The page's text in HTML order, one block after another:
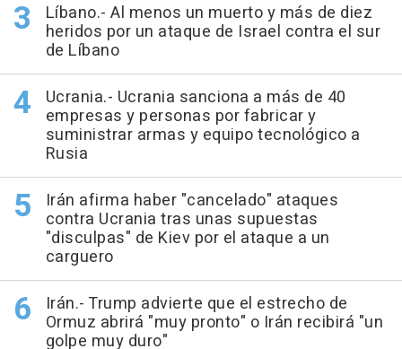
Líbano.- Al menos un muerto y más de diez
heridos por un ataque de Israel contra el sur
de Líbano
Ucrania.- Ucrania sanciona a más de 40
empresas y personas por fabricar y
suministrar armas y equipo tecnológico a
Rusia
Irán afirma haber "cancelado" ataques
contra Ucrania tras unas supuestas
"disculpas" de Kiev por el ataque a un
carguero
Irán.- Trump advierte que el estrecho de
Ormuz abrirá "muy pronto" o Irán recibirá "un
golpe muy duro"